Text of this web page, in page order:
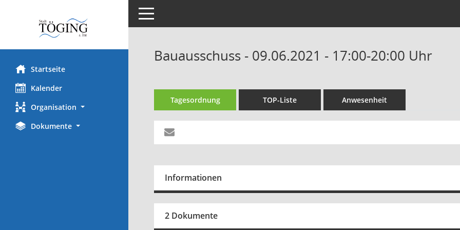
Startseite
Kalender
Organisation
Dokumente
Toggle navigation
Bauausschuss - 09.06.2021 - 17:00-20:00 Uhr
Tagesordnung TOP-Liste Anwesenheit
Informationen
2 Dokumente